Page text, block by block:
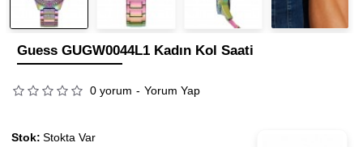
Guess GUGW0044L1 Kadın Kol Saati
0 yorum - Yorum Yap
Stok: Stokta Var